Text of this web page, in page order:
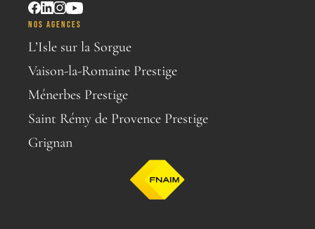
NOS AGENCES
L’Isle sur la Sorgue
Vaison-la-Romaine Prestige
Ménerbes Prestige
Saint Rémy de Provence Prestige
Grignan